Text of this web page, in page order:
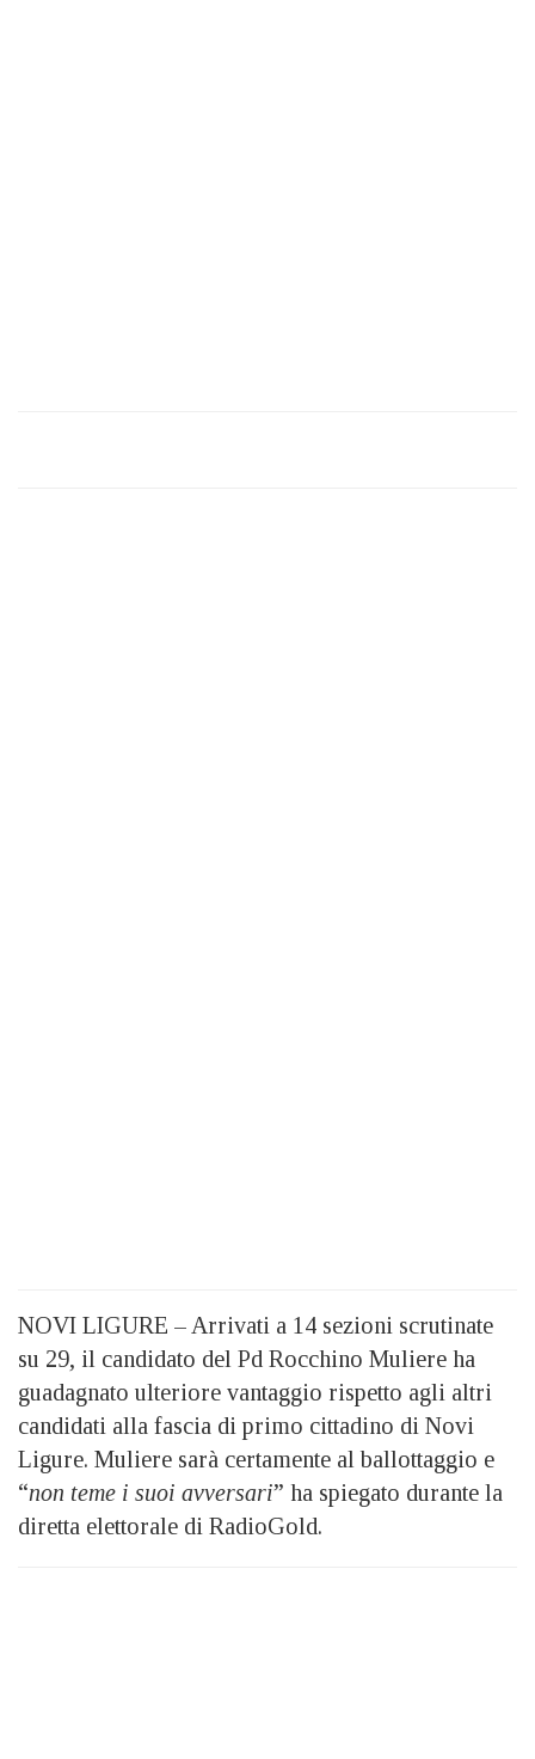
NOVI LIGURE – Arrivati a 14 sezioni scrutinate
su 29, il candidato del Pd Rocchino Muliere ha
guadagnato ulteriore vantaggio rispetto agli altri
candidati alla fascia di primo cittadino di Novi
Ligure. Muliere sarà certamente al ballottaggio e
“non teme i suoi avversari” ha spiegato durante la
diretta elettorale di RadioGold.